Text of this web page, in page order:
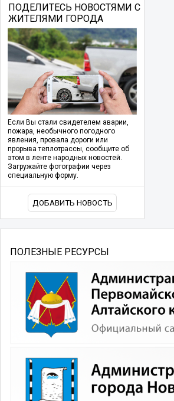
ПОДЕЛИТЕСЬ НОВОСТЯМИ С
ЖИТЕЛЯМИ ГОРОДА
Если Вы стали свидетелем аварии,
пожара, необычного погодного
явления, провала дороги или
прорыва теплотрассы, сообщите об
этом в ленте народных новостей.
Загружайте фотографии через
специальную форму.
ДОБАВИТЬ НОВОСТЬ
ПОЛЕЗНЫЕ РЕСУРСЫ